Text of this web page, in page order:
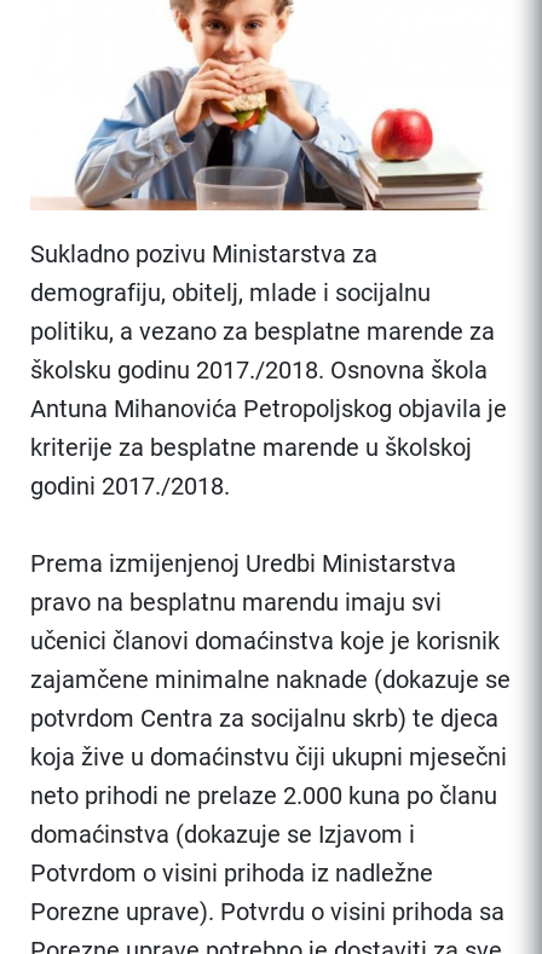
Sukladno pozivu Ministarstva za
demografiju, obitelj, mlade i socijalnu
politiku, a vezano za besplatne marende za
školsku godinu 2017./2018. Osnovna škola
Antuna Mihanovića Petropoljskog objavila je
kriterije za besplatne marende u školskoj
godini 2017./2018.
Prema izmijenjenoj Uredbi Ministarstva
pravo na besplatnu marendu imaju svi
učenici članovi domaćinstva koje je korisnik
zajamčene minimalne naknade (dokazuje se
potvrdom Centra za socijalnu skrb) te djeca
koja žive u domaćinstvu čiji ukupni mjesečni
neto prihodi ne prelaze 2.000 kuna po članu
domaćinstva (dokazuje se Izjavom i
Potvrdom o visini prihoda iz nadležne
Porezne uprave). Potvrdu o visini prihoda sa